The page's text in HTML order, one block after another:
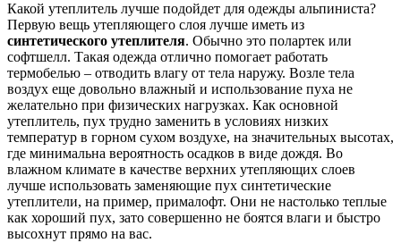
Какой утеплитель лучше подойдет для одежды альпиниста?
Первую вещь утепляющего слоя лучше иметь из
синтетического утеплителя. Обычно это полартек или
софтшелл. Такая одежда отлично помогает работать
термобелью – отводить влагу от тела наружу. Возле тела
воздух еще довольно влажный и использование пуха не
желательно при физических нагрузках. Как основной
утеплитель, пух трудно заменить в условиях низких
температур в горном сухом воздухе, на значительных высотах,
где минимальна вероятность осадков в виде дождя. Во
влажном климате в качестве верхних утепляющих слоев
лучше использовать заменяющие пух синтетические
утеплители, на пример, прималофт. Они не настолько теплые
как хороший пух, зато совершенно не боятся влаги и быстро
высохнут прямо на вас.